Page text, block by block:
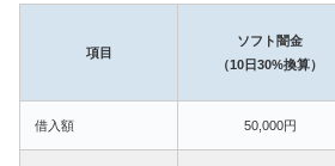
項目
ソフト闇金
（10日30%換算）
借入額 50,000円